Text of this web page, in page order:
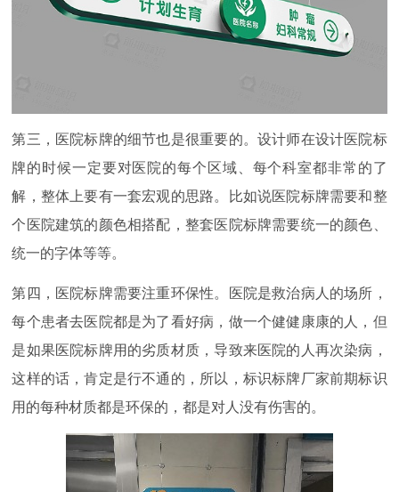
第三，医院标牌的细节也是很重要的。设计师在设计医院标
牌的时候一定要对医院的每个区域、每个科室都非常的了
解，整体上要有一套宏观的思路。比如说医院标牌需要和整
个医院建筑的颜色相搭配，整套医院标牌需要统一的颜色、
统一的字体等等。
第四，医院标牌需要注重环保性。医院是救治病人的场所，
每个患者去医院都是为了看好病，做一个健健康康的人，但
是如果医院标牌用的劣质材质，导致来医院的人再次染病，
这样的话，肯定是行不通的，所以，标识标牌厂家前期标识
用的每种材质都是环保的，都是对人没有伤害的。